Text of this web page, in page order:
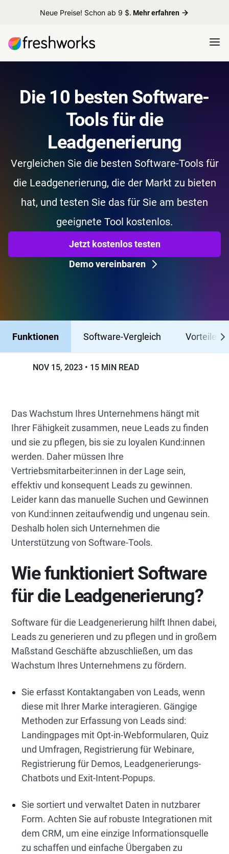
Neue Preise! Schon ab 9 $. Mehr erfahren
Die 10 besten Software-
Tools für die
Leadgenerierung
Vergleichen Sie die besten Software-Tools für
die Leadgenerierung, die der Markt zu bieten
hat, und testen Sie das für Sie am besten
geeignete Tool kostenlos.
Jetzt kostenlos testen
Demo vereinbaren
Funktionen Software-Vergleich Vorteile
NOV 15, 2023 15 MIN READ
Das Wachstum Ihres Unternehmens hängt mit
Ihrer Fähigkeit zusammen, neue Leads zu finden
und sie zu pflegen, bis sie zu loyalen Kund:innen
werden. Daher müssen Ihre
Vertriebsmitarbeiter:innen in der Lage sein,
effektiv und konsequent Leads zu gewinnen.
Leider kann das manuelle Suchen und Gewinnen
von Kund:innen zeitaufwendig und ungenau sein.
Deshalb holen sich Unternehmen die
Unterstützung von Software-Tools.
Wie funktioniert Software
für die Leadgenerierung?
Software für die Leadgenerierung hilft Ihnen dabei,
Leads zu generieren und zu pflegen und in großem
Maßstand Geschäfte abzuschließen, um das
Wachstum Ihres Unternehmens zu fördern.
Sie erfasst Kontaktangaben von Leads, wenn
diese mit Ihrer Marke interagieren. Gängige
Methoden zur Erfassung von Leads sind:
Landingpages mit Opt-in-Webformularen, Quiz
und Umfragen, Registrierung für Webinare,
Registrierung für Demos, Leadgenerierungs-
Chatbots und Exit-Intent-Popups.
Sie sortiert und verwaltet Daten in nutzbarer
Form. Achten Sie auf robuste Integrationen mit
dem CRM, um eine einzige Informationsquelle
zu schaffen und einfache Übergaben zu